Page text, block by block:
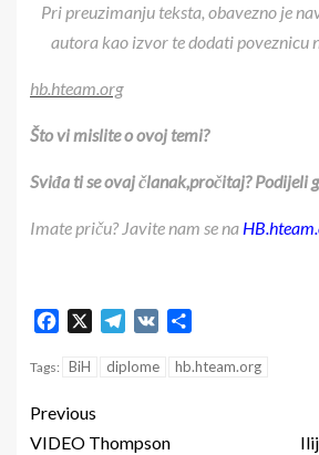
Pri preuzimanju teksta, obavezno je
autora kao izvor te dodati poveznicu
hb.hteam.org
Što vi mislite o ovoj temi?
Sviđa ti se ovaj članak,pročitaj? Podijeli
Imate priču? Javite nam se na
Facebook Telegram
VK
Tags: BiH diplome hb.hteam.org
Previous
VIDEO Thompson